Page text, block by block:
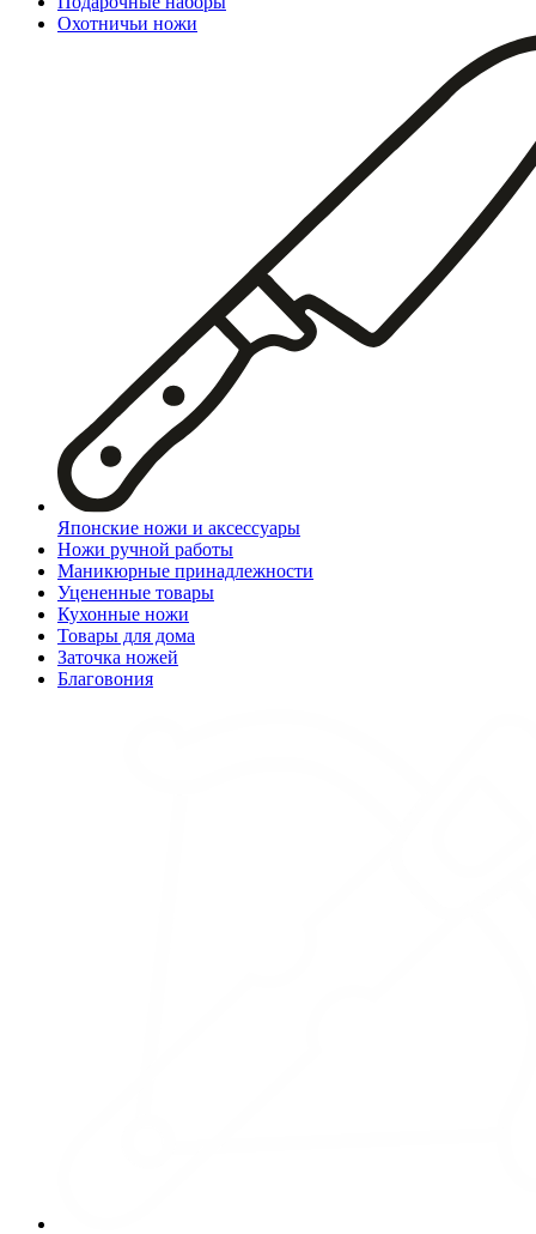
Охотничьи ножи
Японские ножи и аксессуары
Ножи ручной работы
Маникюрные принадлежности
Уцененные товары
Кухонные ножи
Товары для дома
Заточка ножей
Благовония